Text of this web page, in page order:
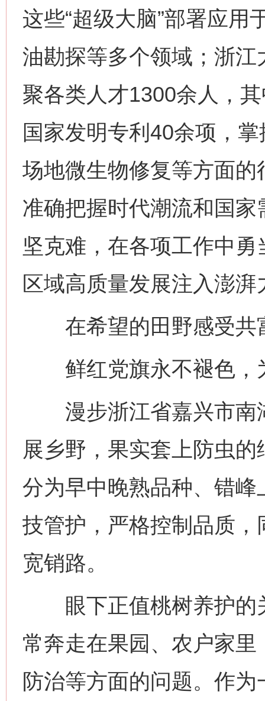
这些“超级大脑”部署应用
油勘探等多个领域；浙
聚各类人才1300余人，
国家发明专利40余项，
场地微生物修复等方面
准确把握时代潮流和国
坚克难，在各项工作中勇
区域高质量发展注入澎湃
在希望的田野感受
鲜红党旗永不褪色，
漫步浙江省嘉兴市南
展乡野，果实套上防虫
分为早中晚熟品种、错
技管护，严格控制品质
宽销路。
眼下正值桃树养护的
常奔走在果园、农户家
防治等方面的问题。作为